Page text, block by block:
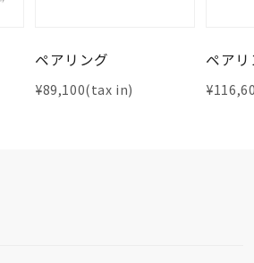
ペアリング
¥89,100(tax in)
ペア